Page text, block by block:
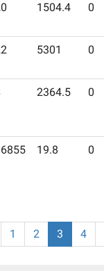
1504.4 0
5301 0
2364.5 0
19.8 0
1 2 3 4